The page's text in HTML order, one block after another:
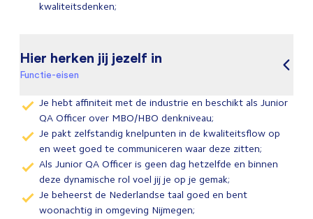
kwaliteitsdenken;
Hier herken jij jezelf in
Functie-eisen
Je hebt affiniteit met de industrie en beschikt als Junior
QA Officer over MBO/HBO denkniveau;
Je pakt zelfstandig knelpunten in de kwaliteitsflow op
en weet goed te communiceren waar deze zitten;
Als Junior QA Officer is geen dag hetzelfde en binnen
deze dynamische rol voel jij je op je gemak;
Je beheerst de Nederlandse taal goed en bent
woonachtig in omgeving Nijmegen;